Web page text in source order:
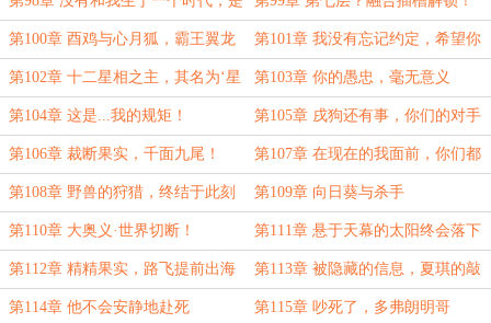
你们的幸运！
第100章 酉鸡与心月狐，霸王翼龙
果实！
第101章 我没有忘记约定，希望你
也如此
第102章 十二星相之主，其名为‘星
主’！
第103章 你的愚忠，毫无意义
第104章 这是...我的规矩！ 第105章 戌狗还有事，你们的对手
是我！
第106章 裁断果实，千面九尾！ 第107章 在现在的我面前，你们都
很弱
第108章 野兽的狩猎，终结于此刻 第109章 向日葵与杀手
第110章 大奥义·世界切断！ 第111章 悬于天幕的太阳终会落下
第112章 精精果实，路飞提前出海
了！？
第113章 被隐藏的信息，夏琪的敲
竹杠bar
第114章 他不会安静地赴死 第115章 吵死了，多弗朗明哥